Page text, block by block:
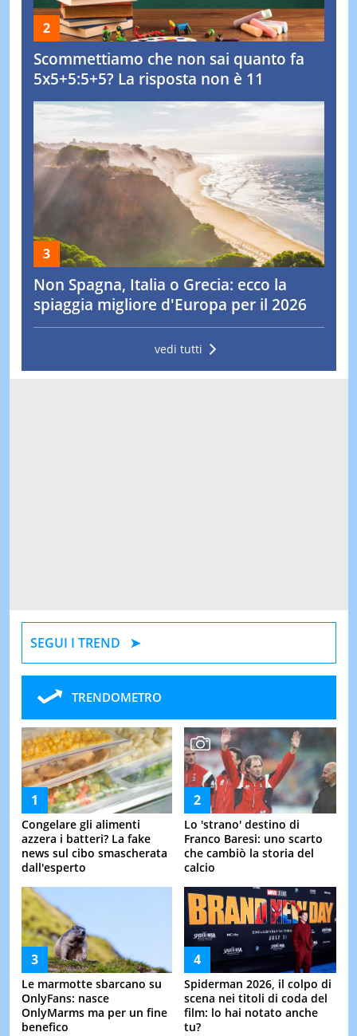
Scommettiamo che non sai quanto fa
5x5+5:5+5? La risposta non è 11
Non Spagna, Italia o Grecia: ecco la
spiaggia migliore d'Europa per il 2026
vedi tutti
SEGUI I TREND
TRENDOMETRO
Congelare gli alimenti
azzera i batteri? La fake
news sul cibo smascherata
dall'esperto
Lo 'strano' destino di
Franco Baresi: uno scarto
che cambiò la storia del
calcio
Le marmotte sbarcano su
OnlyFans: nasce
OnlyMarms ma per un fine
benefico
Spiderman 2026, il colpo di
scena nei titoli di coda del
film: lo hai notato anche
tu?